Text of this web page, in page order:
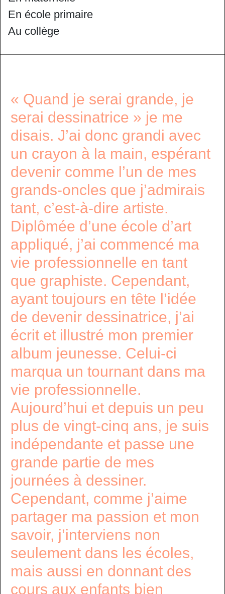
En école primaire
Au collège
« Quand je serai grande, je
serai dessinatrice » je me
disais. J’ai donc grandi avec
un crayon à la main, espérant
devenir comme l’un de mes
grands-oncles que j’admirais
tant, c’est-à-dire artiste.
Diplômée d’une école d’art
appliqué, j’ai commencé ma
vie professionnelle en tant
que graphiste. Cependant,
ayant toujours en tête l’idée
de devenir dessinatrice, j’ai
écrit et illustré mon premier
album jeunesse. Celui-ci
marqua un tournant dans ma
vie professionnelle.
Aujourd’hui et depuis un peu
plus de vingt-cinq ans, je suis
indépendante et passe une
grande partie de mes
journées à dessiner.
Cependant, comme j’aime
partager ma passion et mon
savoir, j’interviens non
seulement dans les écoles,
mais aussi en donnant des
cours aux enfants bien